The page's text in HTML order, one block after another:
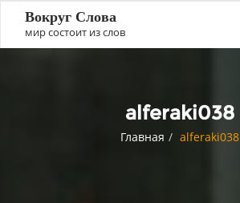
Вокруг Слова
мир состоит из слов
alferaki038
Главная alferaki038